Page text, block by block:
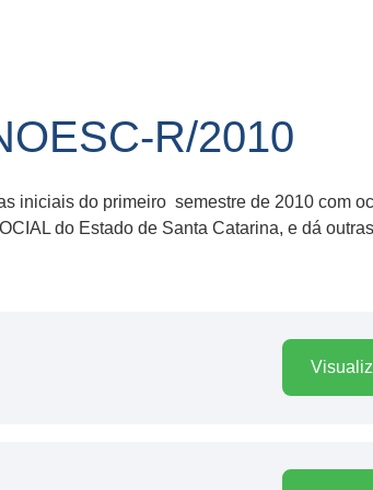
R/2010
iniciais do primeiro semestre de 2010 com
do Estado de Santa Catarina, e dá